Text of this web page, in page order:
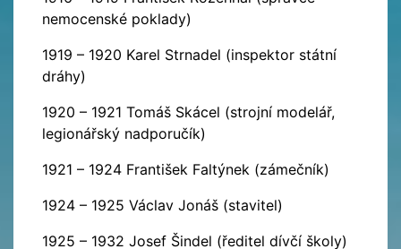
nemocenské poklady)
1919 – 1920 Karel Strnadel (inspektor státní
dráhy)
1920 – 1921 Tomáš Skácel (strojní modelář,
legionářský nadporučík)
1921 – 1924 František Faltýnek (zámečník)
1924 – 1925 Václav Jonáš (stavitel)
1925 – 1932 Josef Šindel (ředitel dívčí školy)